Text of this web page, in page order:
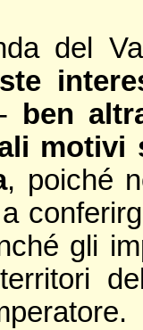
del
ben
, poiché
gli